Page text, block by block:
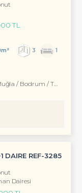
TL
3
1
/ Bodrum / Turgutreis
DAİRE REF-3285
Dairesi